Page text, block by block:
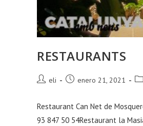
RESTAURANTS
Autor
entrada:
eli
Publicación
entrada:
enero 21, 2021
Restaurant Can Net de
93 847 50 54Restaurant la